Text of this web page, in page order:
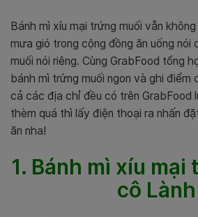
Bánh mì xíu mại trứng muối vẫn
mưa gió trong cộng đồng ăn uống nói
muối nói riêng. Cùng GrabFood tổng
bánh mì trứng muối ngon và ghi điểm
cả các địa chỉ đều có trên GrabFood
thèm quá thì lấy điện thoại ra nhấn
ăn nha!
1. Bánh mì xíu
cô Lành